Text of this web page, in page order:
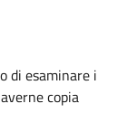
di esaminare i
copia